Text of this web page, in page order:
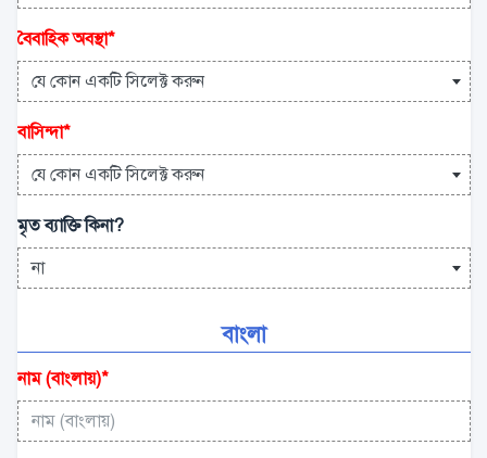
বৈবাহিক অবস্থা*
যে কোন একটি সিলেক্ট করুন
বাসিন্দা*
যে কোন একটি সিলেক্ট করুন
মৃত ব্যাক্তি কিনা?
না
বাংলা
নাম (বাংলায়)*